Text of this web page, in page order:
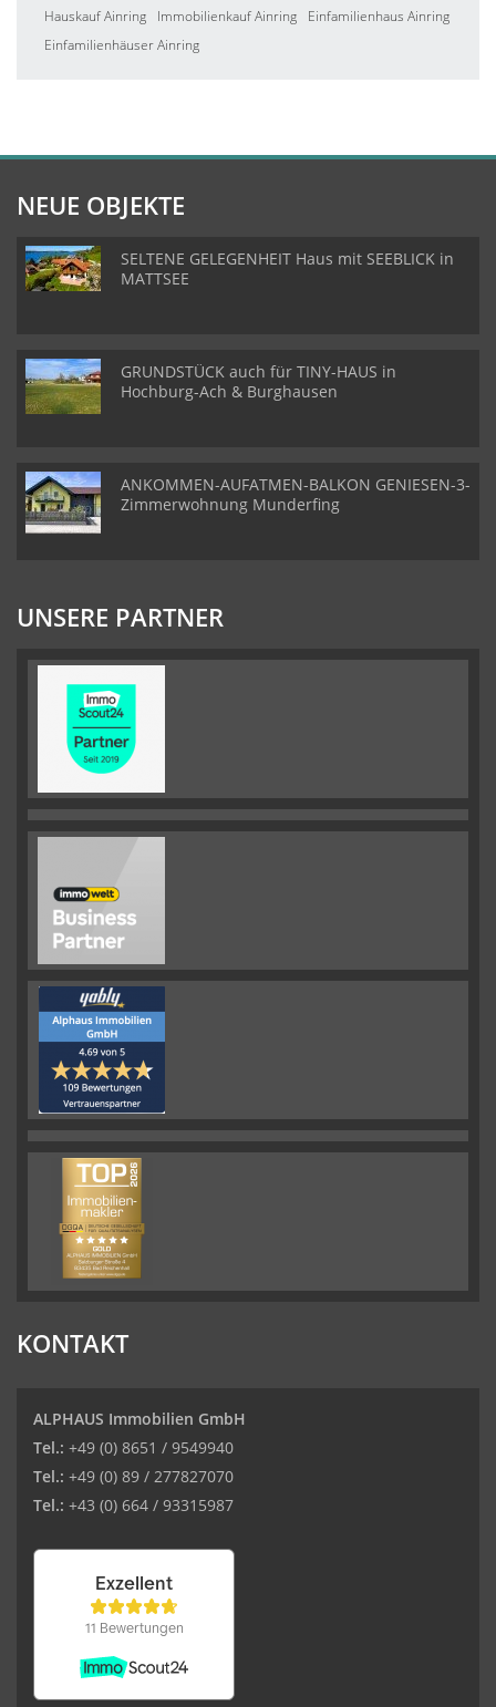
Hauskauf Ainring
Immobilienkauf Ainring
Einfamilienhaus Ainring
Einfamilienhäuser Ainring
NEUE OBJEKTE
SELTENE GELEGENHEIT Haus mit SEEBLICK in
MATTSEE
GRUNDSTÜCK auch für TINY-HAUS in
Hochburg-Ach & Burghausen
ANKOMMEN-AUFATMEN-BALKON GENIESEN-3-
Zimmerwohnung Munderfing
UNSERE PARTNER
KONTAKT
ALPHAUS Immobilien GmbH
Tel.: +49 (0) 8651 / 9549940
Tel.: +49 (0) 89 / 277827070
Tel.: +43 (0) 664 / 93315987